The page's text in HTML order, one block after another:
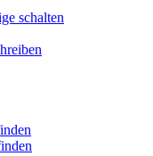
schalten